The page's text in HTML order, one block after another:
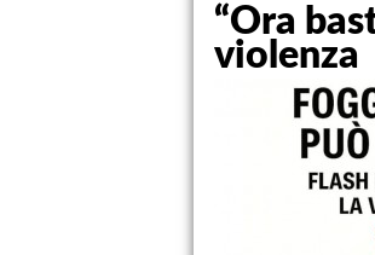
“Ora
violenza